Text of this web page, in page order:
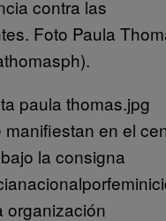
contra las
Foto Paula
manifiestan en el
la consigna
organización